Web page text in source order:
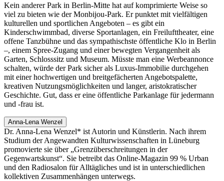
Kein anderer Park in Berlin-Mitte hat auf komprimierte Weise so
viel zu bieten wie der Monbijou-Park. Er punktet mit vielfältigen
kulturellen und sportlichen Angeboten – es gibt ein
Kinderschwimmbad, diverse Sportanlagen, ein Freilufttheater, eine
offene Tanzbühne und das sympathischste öffentliche Klo in Berlin
–, einem Spree-Zugang und einer bewegten Vergangenheit als
Garten, Schlosssitz und Museum. Müsste man eine Werbeannonce
schalten, würde der Park sicher als Luxus-Immobilie durchgehen
mit einer hochwertigen und breitgefächerten Angebotspalette,
kreativen Nutzungsmöglichkeiten und langer, aristokratischer
Geschichte. Gut, dass er eine öffentliche Parkanlage für jedermann
und -frau ist.
Anna-Lena Wenzel
Dr. Anna-Lena Wenzel* ist Autorin und Künstlerin. Nach ihrem
Studium der Angewandten Kulturwissenschaften in Lüneburg
promovierte sie über „Grenzüberschreitungen in der
Gegenwartskunst“. Sie betreibt das Online-Magazin 99 % Urban
und den Radiosalon für Alltägliches und ist in unterschiedlichen
kollektiven Zusammenhängen unterwegs.